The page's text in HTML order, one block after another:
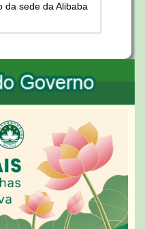
da sede da Alibaba